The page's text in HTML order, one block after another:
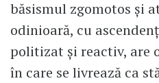
băsismul zgomotos și
odinioară, cu
politizat și reactiv, are
în care se livrează ca